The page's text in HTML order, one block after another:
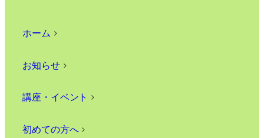
ホーム >
お知らせ>
講座・イベント >
初めての方へ>